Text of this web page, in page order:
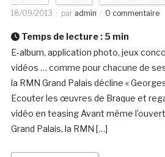
18/09/2013 par admin 0 commentaire
Temps de lecture : 5 min
E-album, application photo, jeux
vidéos … comme pour chacune de
la RMN Grand Palais décline «
Ecouter les œuvres de Braque et
vidéo en teasing Avant même
Grand Palais, la RMN […]